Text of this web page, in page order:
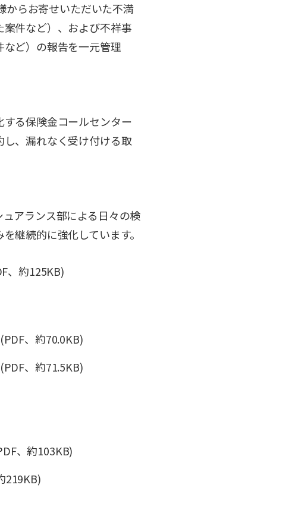
からお寄せいただいた不満
件など）、および不祥事
ど）の報告を一元管理
る保険金コールセンター
、漏れなく受け付ける取
アランス部による日々の検
継続的に強化しています。
、約125KB)
(PDF、約70.0KB)
(PDF、約71.5KB)
、約103KB)
219KB)